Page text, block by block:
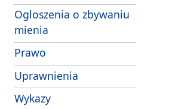
Ogloszenia o zbywaniu
mienia
Prawo
Uprawnienia
Wykazy